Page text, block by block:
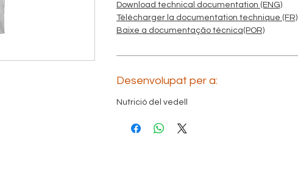
Download technical documentation (ENG)
Télécharger la documentation technique (FR)
Baixe a documentação técnica(POR)
Desenvolupat per a:
Nutrició del vedell